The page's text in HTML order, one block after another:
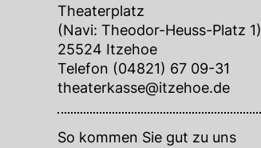
Theaterplatz
(Navi: Theodor-Heuss-Platz 1)
25524 Itzehoe
Telefon (04821) 67 09-31
theaterkasse@itzehoe.de
So kommen Sie gut zu uns